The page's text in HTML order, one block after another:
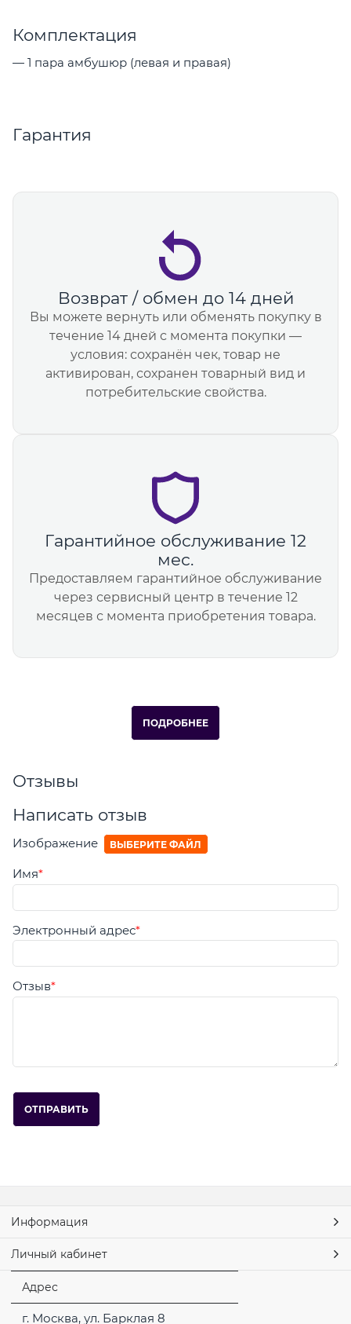
Комплектация
— 1 пара амбушюр (левая и правая)
Гарантия
Возврат / обмен до 14 дней
Вы можете вернуть или обменять покупку в
течение 14 дней с момента покупки —
условия: сохранён чек, товар не
активирован, сохранен товарный вид и
потребительские свойства.
Гарантийное обслуживание 12
мес.
Предоставляем гарантийное обслуживание
через сервисный центр в течение 12
месяцев с момента приобретения товара.
ПОДРОБНЕЕ
Отзывы
Написать отзыв
Изображение ВЫБЕРИТЕ ФАЙЛ
Имя
Электронный адрес
Отзыв
Информация
Личный кабинет
Адрес
г. Москва, ул. Барклая 8